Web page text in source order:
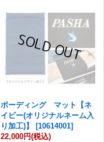
ボーディング マット【ネ
イビー(オリジナルネーム入
り加工)】
[10614001]
22,000円(税込)